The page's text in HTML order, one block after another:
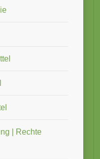
| Rechte